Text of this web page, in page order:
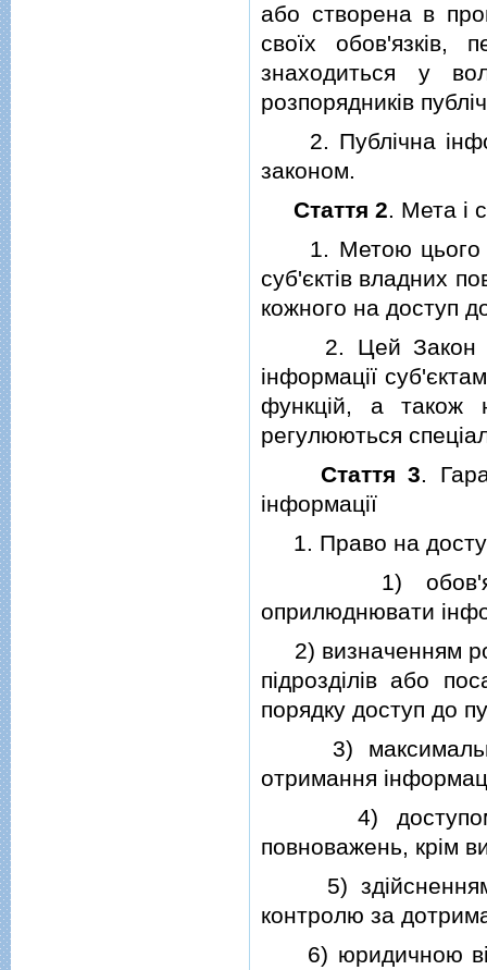
або створена в
своїх обов'язкiв,
знаходиться у
розпорядникiв
2. Публiчна
законом.
Стаття 2. Мета i
1. Метою цього
суб'єктiв владних
кожного на доступ
2. Цей Закон не
iнформацiї
функцiй, а також
регулюються
Стаття 3.
iнформацiї
1. Право на
1) обов'язком
оприлюднювати
2) визначенням
пiдроздiлiв або
порядку доступ до
3)
отримання
4) доступом до
повноважень, крiм
5) здiйсненням
контролю за
6) юридичною